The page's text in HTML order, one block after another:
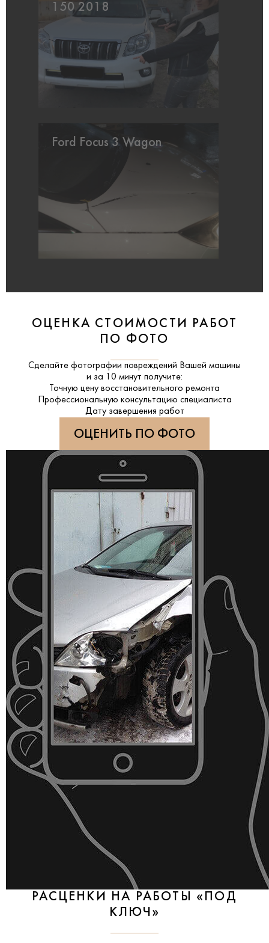
150 2018
Ford Focus 3 Wagon
ОЦЕНКА СТОИМОСТИ РАБОТ
ПО ФОТО
Сделайте фотографии повреждений Вашей машины
и за 10 минут получите:
Точную цену восстановительного ремонта
Профессиональную консультацию специалиста
Дату завершения работ
ОЦЕНИТЬ ПО ФОТО
РАСЦЕНКИ НА РАБОТЫ «ПОД
КЛЮЧ»